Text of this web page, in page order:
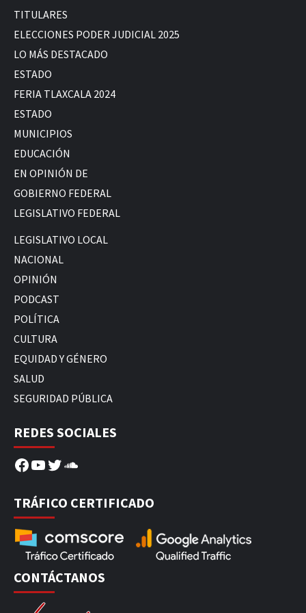
TITULARES
ELECCIONES PODER JUDICIAL 2025
LO MÁS DESTACADO
ESTADO
FERIA TLAXCALA 2024
ESTADO
MUNICIPIOS
EDUCACIÓN
EN OPINIÓN DE
GOBIERNO FEDERAL
LEGISLATIVO FEDERAL
LEGISLATIVO LOCAL
NACIONAL
OPINIÓN
PODCAST
POLÍTICA
CULTURA
EQUIDAD Y GÉNERO
SALUD
SEGURIDAD PÚBLICA
REDES SOCIALES
Facebook
YouTube
Twitter
SoundCloud
TRÁFICO CERTIFICADO
CONTÁCTANOS